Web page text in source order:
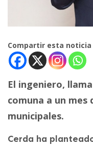
Compartir esta noticia
El ingeniero,
comuna a un mes
municipales.
Cerda ha